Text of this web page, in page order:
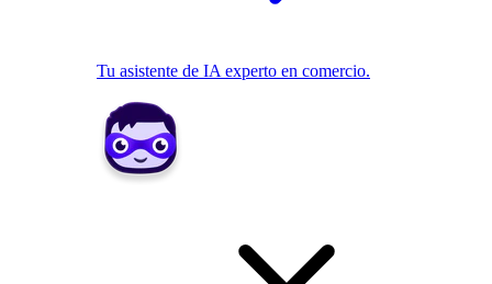
Tu asistente de IA experto en comercio.